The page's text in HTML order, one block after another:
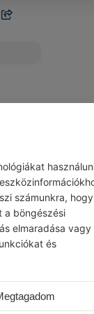
számunkra, hogy
a böngészési
elmaradása vagy
és